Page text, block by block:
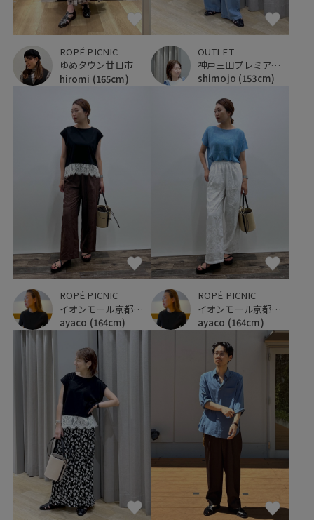
ROPÉ PICNIC
ゆめタウン廿日市
hiromi (165cm)
OUTLET
神戸三田プレミアム・アウトレット
shimojo (153cm)
ROPÉ PICNIC
イオンモール京都桂川
ayaco (164cm)
ROPÉ PICNIC
イオンモール京都桂川
ayaco (164cm)